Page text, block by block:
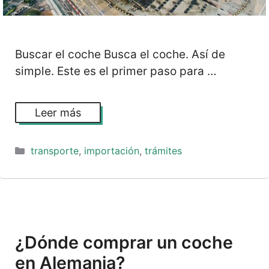
Buscar el coche Busca el coche. Así de
simple. Este es el primer paso para …
Leer más
Categorías
transporte, importación, trámites
¿Dónde comprar un coche
en Alemania?